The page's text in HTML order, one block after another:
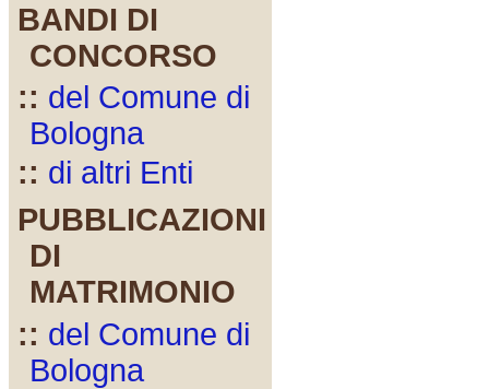
BANDI DI
CONCORSO
:: del Comune di
Bologna
:: di altri Enti
PUBBLICAZIONI
DI
MATRIMONIO
:: del Comune di
Bologna